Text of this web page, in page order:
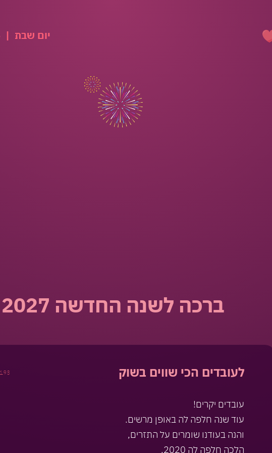
יום שבת |
ברכה לשנה החדשה 2027
לעובדים הכי שווים בשוק
עובדים יקרים!
עוד שנה חלפה לה באופן מרשים.
והנה בעודנו שומרים על התזרים,
הלכה חלפה לה 2020.